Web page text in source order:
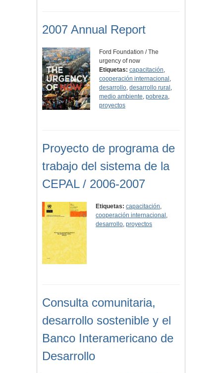
2007 Annual Report
Ford Foundation / The
urgency of now
Etiquetas: capacitación,
cooperación internacional ,
desarrollo,desarrollo rural ,
medio ambiente,pobreza,
proyectos
Proyecto de programa de
trabajo del sistema de la
CEPAL / 2006-2007
Etiquetas: capacitación,
cooperación internacional ,
desarrollo,proyectos
Consulta comunitaria,
desarrollo sostenible y el
Banco Interamericano de
Desarrollo